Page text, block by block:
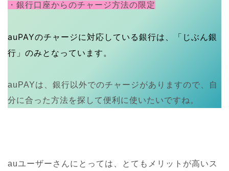
・銀行口座からのチャージ方法の限定
auPAYのチャージに対応している銀行は、「じぶん銀
行」のみとなっています。
auPAYは、銀行以外でのチャージがありますので、自
分に合った方法を探して便利に使いたいですね。
auユーザーさんにとっては、とてもメリットが高いス